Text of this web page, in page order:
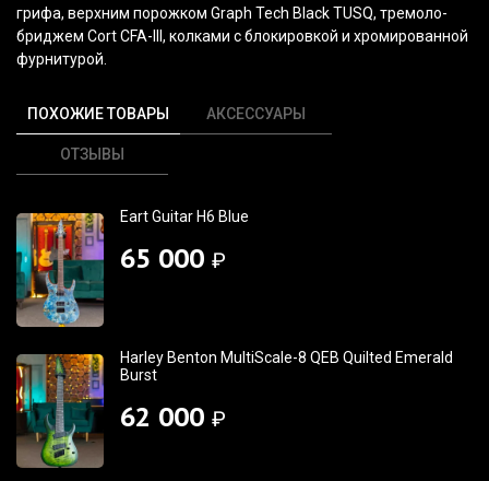
грифа, верхним порожком Graph Tech Black TUSQ, тремоло-
бриджем Cort CFA-III, колками с блокировкой и хромированной
фурнитурой.
ПОХОЖИЕ ТОВАРЫ АКСЕССУАРЫ
ОТЗЫВЫ
Eart Guitar H6 Blue
65 000 ₽
Harley Benton MultiScale-8 QEB Quilted Emerald
Burst
62 000 ₽